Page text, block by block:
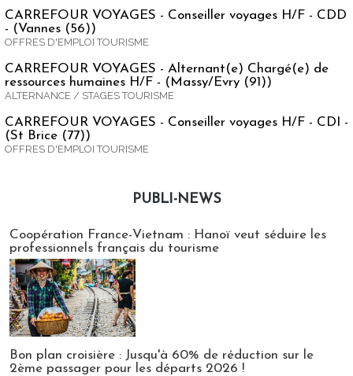
CARREFOUR VOYAGES - Conseiller voyages H/F - CDD
- (Vannes (56))
OFFRES D'EMPLOI TOURISME
CARREFOUR VOYAGES - Alternant(e) Chargé(e) de
ressources humaines H/F - (Massy/Evry (91))
ALTERNANCE / STAGES TOURISME
CARREFOUR VOYAGES - Conseiller voyages H/F - CDI -
(St Brice (77))
OFFRES D'EMPLOI TOURISME
PUBLI-NEWS
Coopération France-Vietnam : Hanoï veut séduire les
professionnels français du tourisme
Bon plan croisière : Jusqu'à 60% de réduction sur le
2ème passager pour les départs 2026 !